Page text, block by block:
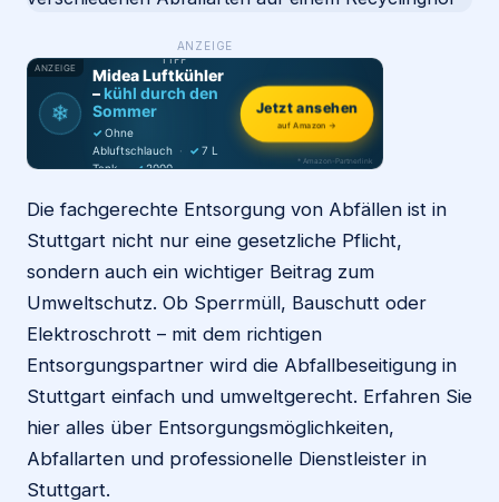
Login
Firma eintragen
ANZEIGE
ANZEIGE
❄
PRODUKT-
TIPP
Midea Luftkühler
–kühl durch den
Sommer
✓ Ohne
Abluftschlauch · ✓ 7 L
Tank · ✓2000
Jetzt ansehen
auf Amazon →
* Amazon-Partnerlink
Die fachgerechte Entsorgung von Abfällen ist in
Stuttgart nicht nur eine gesetzliche Pflicht,
sondern auch ein wichtiger Beitrag zum
Umweltschutz. Ob Sperrmüll, Bauschutt oder
Elektroschrott – mit dem richtigen
Entsorgungspartner wird die Abfallbeseitigung in
Stuttgart einfach und umweltgerecht. Erfahren Sie
hier alles über Entsorgungsmöglichkeiten,
Abfallarten und professionelle Dienstleister in
Stuttgart.